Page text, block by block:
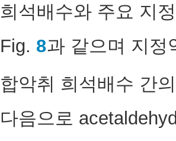
희석배수와 주요 지
Fig. 8과 같으며 지정
합악취 희석배수 간
다음으로